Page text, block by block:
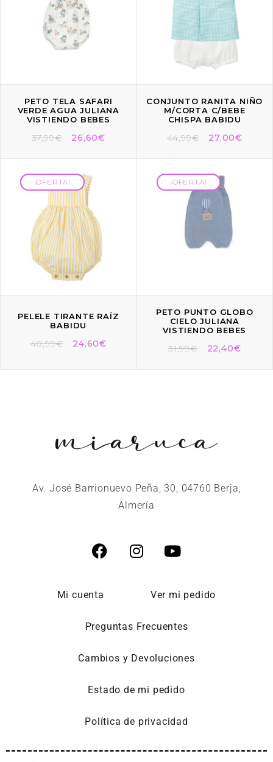
PETO TELA SAFARI
VERDE AGUA JULIANA
VISTIENDO BEBES
37,99€ 26,60€
CONJUNTO RANITA NIÑO
M/CORTA C/BEBE
CHISPA BABIDU
44,99€ 27,00€
¡OFERTA!
¡OFERTA!
PELELE TIRANTE RAÍZ
BABIDU
40,99€ 24,60€
¡OFERTA!
¡OFERTA!
PETO PUNTO GLOBO
CIELO JULIANA
VISTIENDO BEBES
31,99€ 22,40€
Av. José Barrionuevo Peña, 30, 04760 Berja,
Almería
Mi cuenta Ver mi pedido
Preguntas Frecuentes
Cambios y Devoluciones
Estado de mi pedido
Política de privacidad